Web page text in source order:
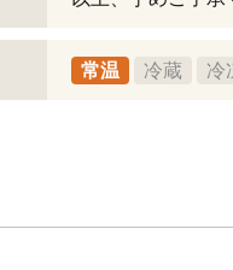
常温 冷蔵 冷